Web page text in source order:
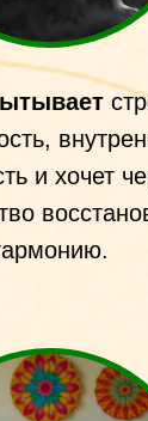
и хочет